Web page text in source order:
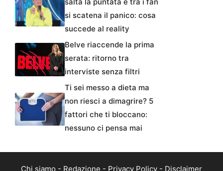
salta la puntata e tra i fan
si scatena il panico: cosa
succede al reality
Belve riaccende la prima
serata: ritorno tra
interviste senza filtri
Ti sei messo a dieta ma
non riesci a dimagrire? 5
fattori che ti bloccano:
nessuno ci pensa mai
Chi siamo - Redazione - Privacy Policy - Disclaimer